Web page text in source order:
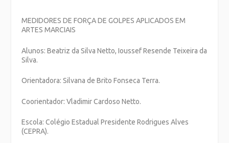
MEDIDORES DE FORÇA DE GOLPES APLICADOS EM
ARTES MARCIAIS
Alunos: Beatriz da Silva Netto, Ioussef Resende Teixeira da
Silva.
Orientadora: Silvana de Brito Fonseca Terra.
Coorientador: Vladimir Cardoso Netto.
Escola: Colégio Estadual Presidente Rodrigues Alves
(CEPRA).